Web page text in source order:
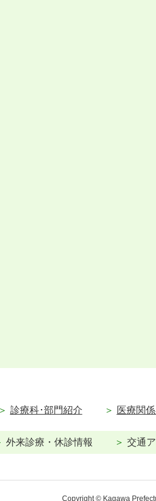
診療科･部門紹介 医療関
外来診療・休診情報 交通
Copyright © Kagawa